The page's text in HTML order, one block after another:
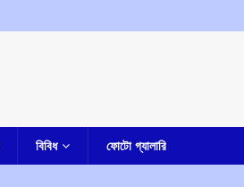
বিবিধ ফোটো গ্যালারি